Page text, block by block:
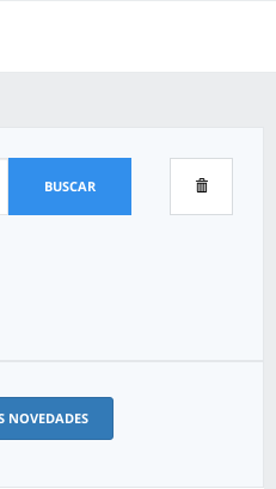
BUSCAR
NOVEDADES